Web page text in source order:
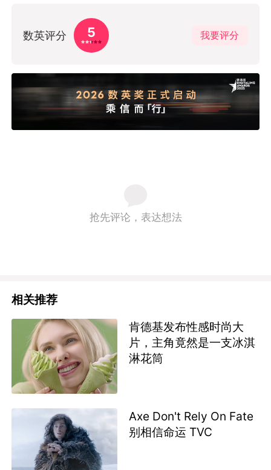
数英评分 5 我要评分
抢先评论，表达想法
相关推荐
肯德基发布性感时尚大
片，主角竟然是一支冰淇
淋花筒
Axe Don't Rely On Fate
别相信命运 TVC